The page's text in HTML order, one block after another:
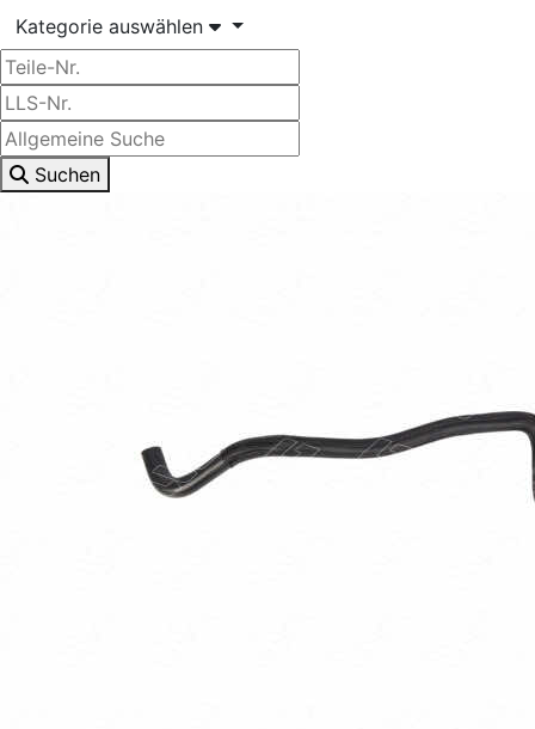
Kategorie auswählen
Suchen